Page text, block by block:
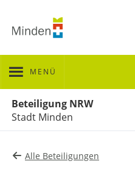
MENÜ
Beteiligung NRW
Stadt Minden
Alle Beteiligungen